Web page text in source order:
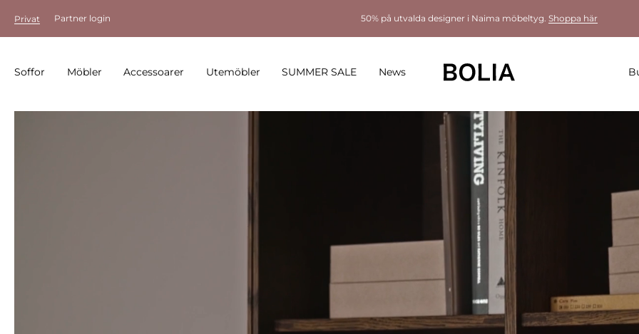
Privat Partner login 50% på utvalda designer i Naima möbeltyg. Shoppa här
Soffor Möbler Accessoarer Utemöbler SUMMER SALE News